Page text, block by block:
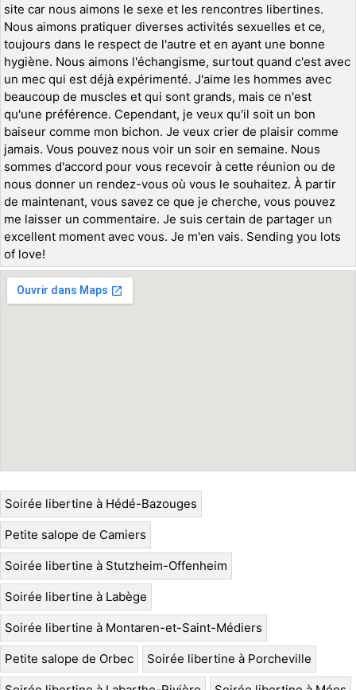
site car nous aimons le sexe et les rencontres libertines.
Nous aimons pratiquer diverses activités sexuelles et ce,
toujours dans le respect de l'autre et en ayant une bonne
hygiène. Nous aimons l'échangisme, surtout quand c'est avec
un mec qui est déjà expérimenté. J'aime les hommes avec
beaucoup de muscles et qui sont grands, mais ce n'est
qu'une préférence. Cependant, je veux qu'il soit un bon
baiseur comme mon bichon. Je veux crier de plaisir comme
jamais. Vous pouvez nous voir un soir en semaine. Nous
sommes d'accord pour vous recevoir à cette réunion ou de
nous donner un rendez-vous où vous le souhaitez. À partir
de maintenant, vous savez ce que je cherche, vous pouvez
me laisser un commentaire. Je suis certain de partager un
excellent moment avec vous. Je m'en vais. Sending you lots
of love!
Soirée libertine à Hédé-Bazouges
Petite salope de Camiers
Soirée libertine à Stutzheim-Offenheim
Soirée libertine à Labège
Soirée libertine à Montaren-et-Saint-Médiers
Petite salope de Orbec Soirée libertine à Porcheville